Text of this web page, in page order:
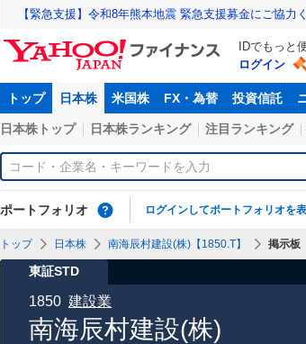
【緊急支援】令和8年熊本地震 緊急支援募金にご協力
IDでもっと
ログイン
トップ 日本株 米国株 FX・為替 投資信託
日本株トップ 日本株ランキング 注目ランキング
ポートフォリオ ログインしてポートフォリオを
トップ 日本株 南海辰村建設(株)【1850.T】 掲示板
東証STD
南海辰村建設(株)
1850 建設業